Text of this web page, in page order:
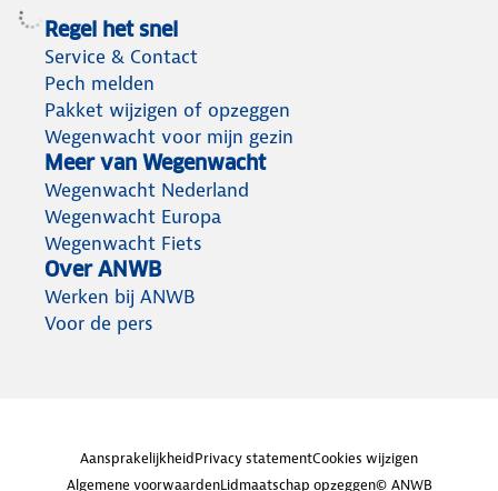
Regel het snel
Service & Contact
Pech melden
Pakket wijzigen of opzeggen
Wegenwacht voor mijn gezin
Meer van Wegenwacht
Wegenwacht Nederland
Wegenwacht Europa
Wegenwacht Fiets
Over ANWB
Werken bij ANWB
Voor de pers
AansprakelijkheidPrivacy statementCookies wijzigen
Algemene voorwaardenLidmaatschap opzeggen© ANWB